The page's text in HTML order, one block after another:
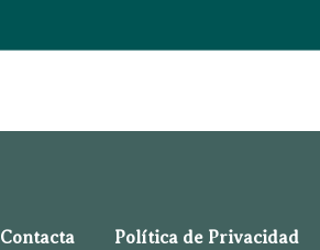
Contacta Política de Privacidad